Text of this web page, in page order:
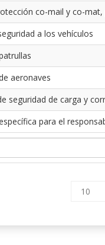
co-mail y co-
a los vehículos
aeronaves
seguridad de carga y
para el